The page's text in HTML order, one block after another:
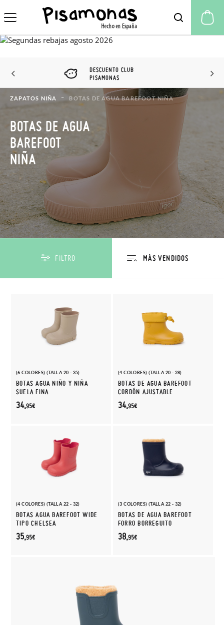
DESCUENTO CLUB
PISAMONAS
ZAPATOS NIÑA BOTAS DE AGUA BAREFOOT NIÑA
BOTAS DE AGUA
BAREFOOT
NIÑA
FILTRO
(6 COLORES) (TALLA 20 - 35)
BOTAS AGUA NIÑO Y NIÑA
SUELA FINA
34,95€
(4 COLORES) (TALLA 20 - 28)
BOTAS DE AGUA BAREFOOT
CORDÓN AJUSTABLE
34,95€
(4 COLORES) (TALLA 22 - 32)
BOTAS AGUA BAREFOOT WIDE
TIPO CHELSEA
35,95€
(3 COLORES) (TALLA 22 - 32)
BOTAS DE AGUA BAREFOOT
FORRO BORREGUITO
38,95€